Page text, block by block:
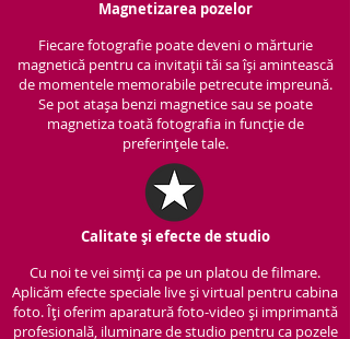
Magnetizarea pozelor
Fiecare fotografie poate deveni o mărturie
magnetică pentru ca invitații tăi sa își amintească
de momentele memorabile petrecute impreună.
Se pot atașa benzi magnetice sau se poate
magnetiza toată fotografia in funcție de
preferințele tale.
Calitate și efecte de studio
Cu noi te vei simți ca pe un platou de filmare.
Aplicăm efecte speciale live și virtual pentru cabina
foto. Îți oferim aparatură foto-video și imprimantă
profesională, iluminare de studio pentru ca pozele